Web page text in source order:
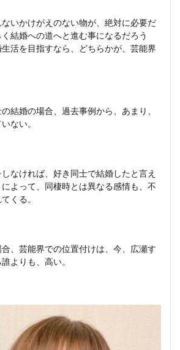
いかけがえのない物が、絶対に必要だ
結婚への道へと進む事になるだろう
活を目指すなら、どちらかが、芸能界
結婚の場合、過去事例から、あまり、
ない。
なければ、好き同士で結婚したと言え
よって、同棲時とは異なる感情も、不
くる。
、芸能界での位置付けは、今、広瀬す
よりも、高い。